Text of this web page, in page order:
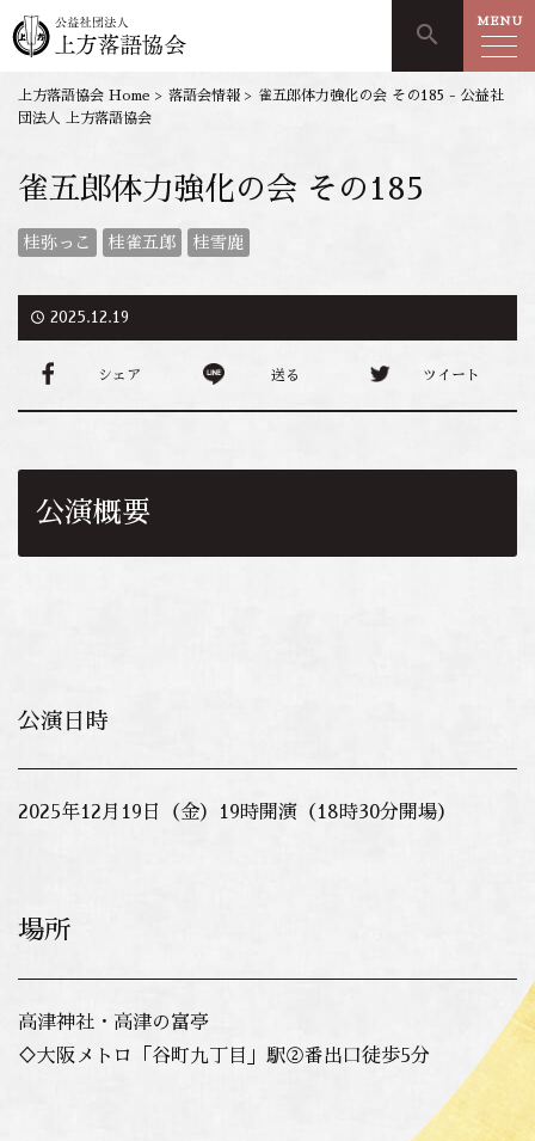
search MENU
上方落語協会 Home > 落語会情報 > 雀五郎体力強化の会 その185 - 公益社
団法人 上方落語協会
雀五郎体力強化の会 その185
桂弥っこ 桂雀五郎 桂雪鹿
access_time 2025.12.19
シェア 送る ツイート
公演概要
公演日時
2025年12月19日（金）19時開演（18時30分開場）
場所
高津神社・高津の富亭
♢大阪メトロ「谷町九丁目」駅②番出口徒歩5分